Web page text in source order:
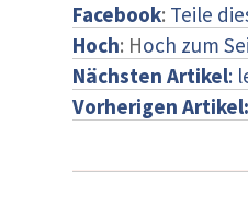
Facebook: Teile
Hoch: Hoch zum
Nächsten Artikel:
Vorherigen